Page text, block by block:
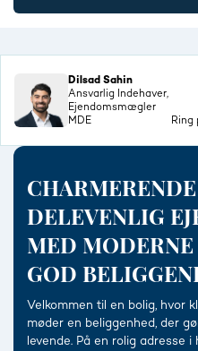
Dilsad Sahin
Ansvarlig Indehaver,
Ejendomsmægler
MDE
Ring
DELEVENLIG
MED
GOD
Velkommen til en bolig, hvor
møder en beliggenhed, der
levende. På en rolig adresse